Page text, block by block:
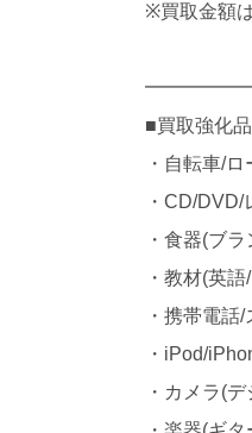
※買取金額
■買取強化品
・自転車/
・CD/
・食器(ブ
・教材(英
・携帯電話
・iPod/
・カメラ(